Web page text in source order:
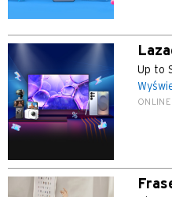
Up to
ONLINE